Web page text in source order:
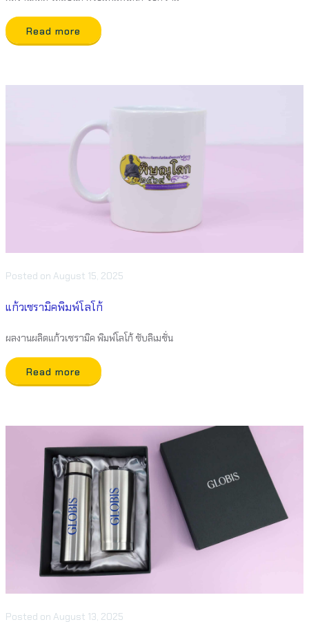
Read more
Posted on August 15, 2025
แก้วเซรามิคพิมพ์โลโก้
ผลงานผลิตแก้วเซรามิค พิมพ์โลโก้ ซับลิเมชั่น
Read more
Posted on August 13, 2025